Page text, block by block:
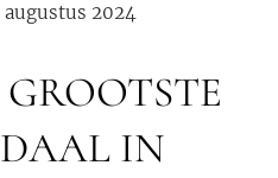
2024
IN